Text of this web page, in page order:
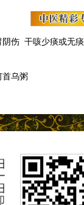
阴伤 干咳少痰或无痰
首乌粥